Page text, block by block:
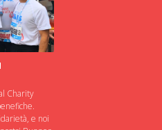
Charity
e noi